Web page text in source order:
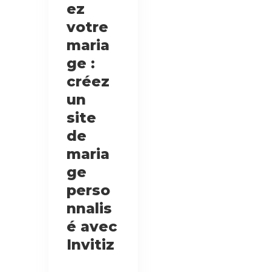
ez
votre
maria
ge :
créez
un
site
de
maria
ge
perso
nnalis
é avec
Invitiz